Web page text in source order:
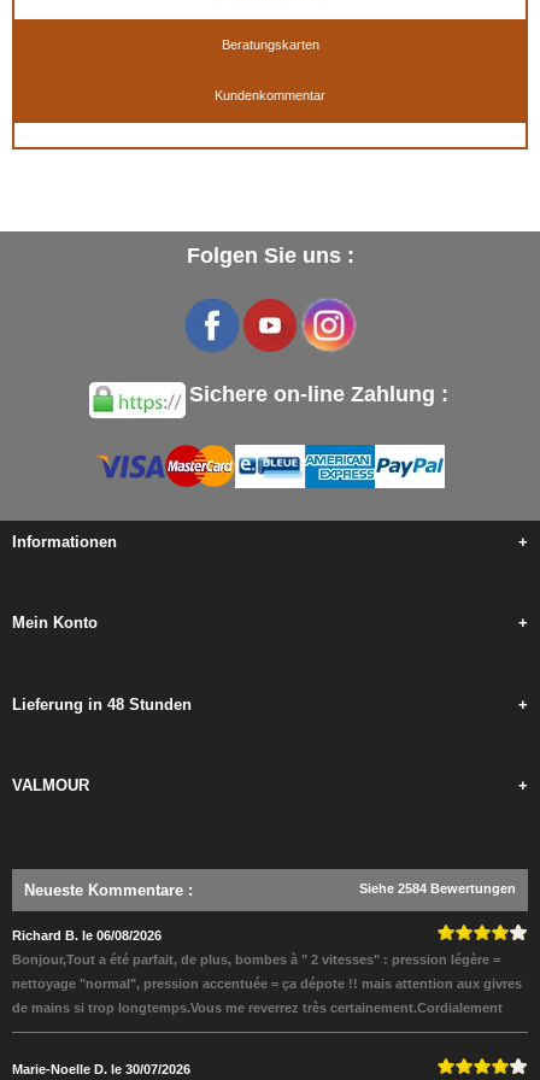
Verfügbar in: 50 ml, 50 ml (Basis +Spezialfarben), 500 ml, 500 ml (Basis +
Spezialfarben), 500 ml TIEFSCHWARZ, 1 Liter, 1 Liter TIEFSCHWARZ, 5 Liter, 5 Liter
Beratungskarten
Kundenkommentar
Folgen Sie uns :
Sichere on-line Zahlung :
Informationen +
Mein Konto +
Lieferung in 48 Stunden +
VALMOUR +
Neueste Kommentare : Siehe 2584 Bewertungen
Richard B. le 06/08/2026
Bonjour,Tout a été parfait, de plus, bombes à " 2 vitesses" : pression légère =
nettoyage "normal", pression accentuée = ça dépote !! mais attention aux givres
de mains si trop longtemps.Vous me reverrez très certainement.Cordialement
Marie-Noelle D. le 30/07/2026